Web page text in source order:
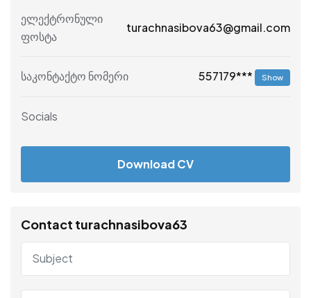
ელექტრონული
ფოსტა
turachnasibova63@gmail.com
საკონტაქტო ნომერი 557179*** Show
Socials
Download CV
Contact turachnasibova63